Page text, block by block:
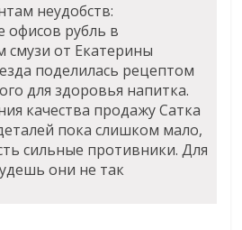
неудобств:
офисов рубль в
смузи от Екатерины
поделилась рецептом
для здоровья напитка.
качества продажу Сатка
пока слишком мало,
сильные противники. Для
они не так